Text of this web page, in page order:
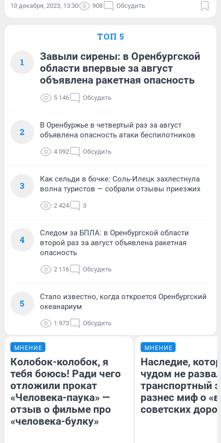
10 декабря, 2023, 13:30 908 Обсудить
ТОП 5
1
Завыли сирены: в Оренбургской
области впервые за август
объявлена ракетная опасность
5 146 Обсудить
2
В Оренбуржье в четвертый раз за август
объявлена опасность атаки беспилотников
4 092 Обсудить
3
Как сельди в бочке: Соль-Илецк захлестнула
волна туристов — собрали отзывы приезжих
2 424 3
4
Следом за БПЛА: в Оренбургской области
второй раз за август объявлена ракетная
опасность
2 116 Обсудить
5
Стало известно, когда откроется Оренбургский
океанариум
1 973 Обсудить
МНЕНИЕ
Колобок-колобок, я
тебя боюсь! Ради чего
отложили прокат
«Человека-паука» —
отзыв о фильме про
«человека-булку»
МНЕНИЕ
Наследие,
чудом не
транспортный
разнес миф о
советских